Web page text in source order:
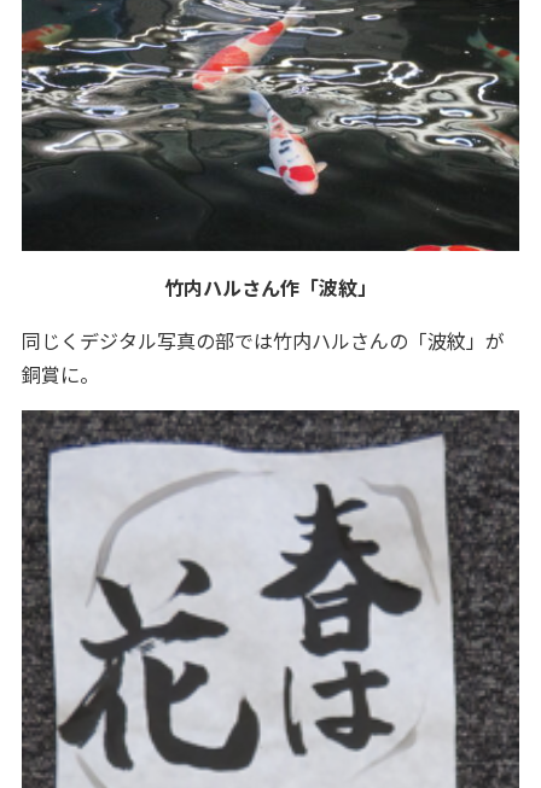
竹内ハルさん作「波紋」
同じくデジタル写真の部では竹内ハルさんの「波紋」が
銅賞に。